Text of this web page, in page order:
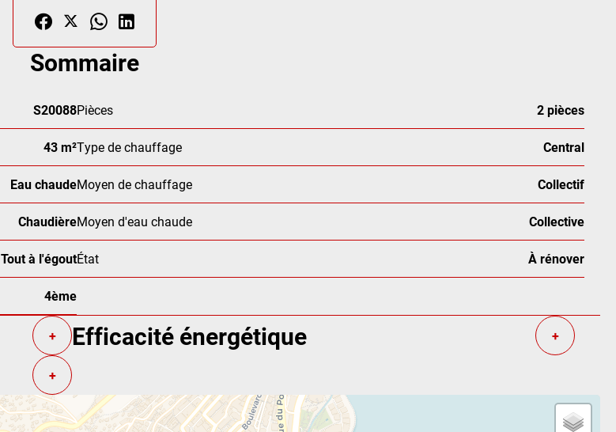
Sommaire
S20088Pièces 2 pièces
43 m²Type de chauffage Central
Eau chaudeMoyen de chauffage Collectif
ChaudièreMoyen d'eau chaude Collective
Tout à l'égoutÉtat À rénover
4ème
+ Efficacité énergétique +
+